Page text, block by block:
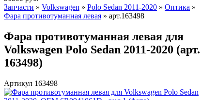
Запчасти » Volkswagen » Polo Sedan 2011-2020 » Оптика »
Фара противотуманная левая » арт.163498
Фара противотуманная левая для
Volkswagen Polo Sedan 2011-2020 (арт.
163498)
Артикул 163498